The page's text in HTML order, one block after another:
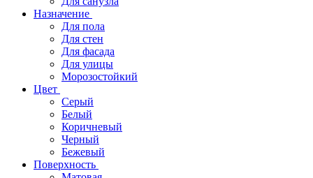
Назначение
Для пола
Для стен
Для фасада
Для улицы
Морозостойкий
Цвет
Серый
Белый
Коричневый
Черный
Бежевый
Поверхность